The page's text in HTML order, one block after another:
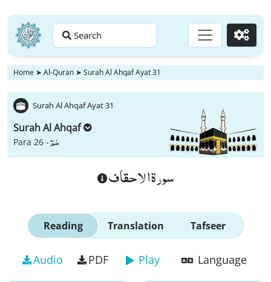
Search Go
Home ➤ Al-Quran ➤ Surah Al Ahqaf Ayat 31
Surah Al Ahqaf Ayat 31
Surah Al Ahqaf
Para 26 -حٰمٓ
سورة الاحقاف
Reading Translation Tafseer
Audio PDF Play Language